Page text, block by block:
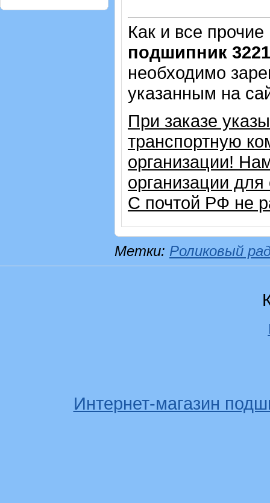
Как и все
подшипник
необходимо
указанным на
При заказе
транспортную
организации!
организации
С почтой РФ не
Метки: Роликовый
Интернет-магазин